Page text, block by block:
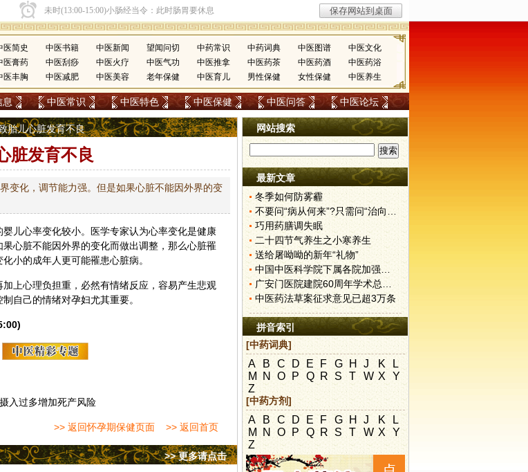
医简史 中医书籍 中医新闻 望闻问切 中药常识 中药词典 中医图谱
中医文化
医膏药 中医刮痧 中医火疗 中医气功 中医推拿 中医药茶 中医药酒
中医药浴
医丰胸 中医减肥 中医美容 老年保健 中医育儿 男性保健 女性保健 中医养生
息 中医常识 中医特色 中医保健 中医问答 中医论坛
胎儿心脏发育不良
脏发育不良
变化，调节能力强。但是如果心脏不能因外界的变
儿心率变化较小。医学专家认为心率变化是健康
心脏不能因外界的变化而做出调整，那么心脏罹
小的成年人更可能罹患心脏病。
上心理负担重，必然有情绪反应，容易产生悲观
自己的情绪对孕妇尤其重要。
入过多增加死产风险
>> 返回怀孕期保健页面 >> 返回首页
>> 更多请点击
网站搜索
最新文章
冬季如何防雾霾
不要问“病从何来”?只需问“治向何去”?
巧用药膳调失眠
二十四节气养生之小寒养生
送给屠呦呦的新年“礼物”
中国中医科学院下属各院加强挂号管理
广安门医院建院60周年学术总结会召开
中医药法草案征求意见已超3万条
拼音索引
[中药词典]
A B C D E F G H J K
L
M N O P Q R S T W X
Y
Z
[中药方剂]
A B C D E F G H J K
L
M N O P Q R S T W X
Y
Z